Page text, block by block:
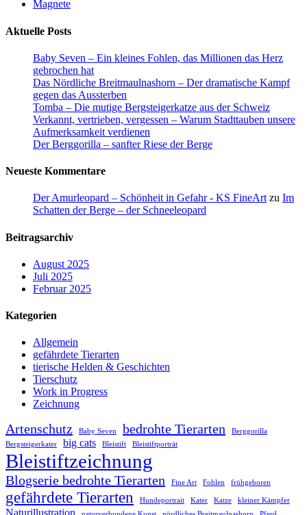
Magnete
Aktuelle Posts
Baby Seven – Ein kleines Fohlen, das Millionen das Herz
gebrochen hat
Das Nördliche Breitmaulnashorn – Der dramatische Kampf
gegen das Aussterben
Tomba – Die mutige Bergsteigerkatze aus der Schweiz
Verkannt, vertrieben, vergessen – Warum Stadttauben unsere
Aufmerksamkeit verdienen
Der Berggorilla – sanfter Riese der Berge
Neueste Kommentare
Der Amurleopard – Schönheit in Gefahr - KS FineArt zu Im
Schatten der Berge – der Schneeleopard
Beitragsarchiv
August 2025
Juli 2025
Februar 2025
Kategorien
Allgemein
gefährdete Tierarten
tierische Helden & Geschichten
Tierschutz
Work in Progress
Zeichnung
Artenschutz Baby Seven bedrohte Tierarten
Berggorilla
Bergsteigerkater
big cats Bleistift Bleistiftporträt
Bleistiftzeichnung
Blogserie bedrohte Tierarten Fine Art Fohlen frühgeboren
gefährdete Tierarten Hundeportrait Kater Katze kleiner Kämpfer